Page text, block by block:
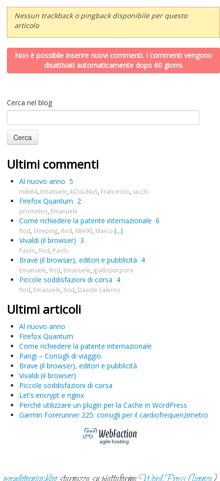
Nessun trackback o pingback disponibile per questo
articolo
Non è possibile inserire nuovi commenti. I commenti vengono
disattivati automaticamente dopo 60 giorni.
Cerca nel blog
Ultimi commenti
Al nuovo anno 5
miki64 Emanuele kOoLiNuS Francesco iacchi
Firefox Quantum 2
prometeo Emanuele
Come richiedere la patente internazionale 6
flod Sleeping flod Mte90 Marco [...]
Vivaldi (il browser) 3
Paolo flod Paolo
Brave (il browser), editori e pubblicità 4
Emanuele flod Emanuele gialloporpora
Piccole soddisfazioni di corsa 4
flod Emanuele flod Davide Salerno
Ultimi articoli
Al nuovo anno
Firefox Quantum
Come richiedere la patente internazionale
Parigi – Consigli di viaggio
Brave (il browser), editori e pubblicità
Vivaldi (il browser)
Piccole soddisfazioni di corsa
Let’s encrypt e nginx
Perché utilizzare un plugin per la Cache in WordPress
Garmin Forerunner 225: consigli per il cardiofrequenzimetro